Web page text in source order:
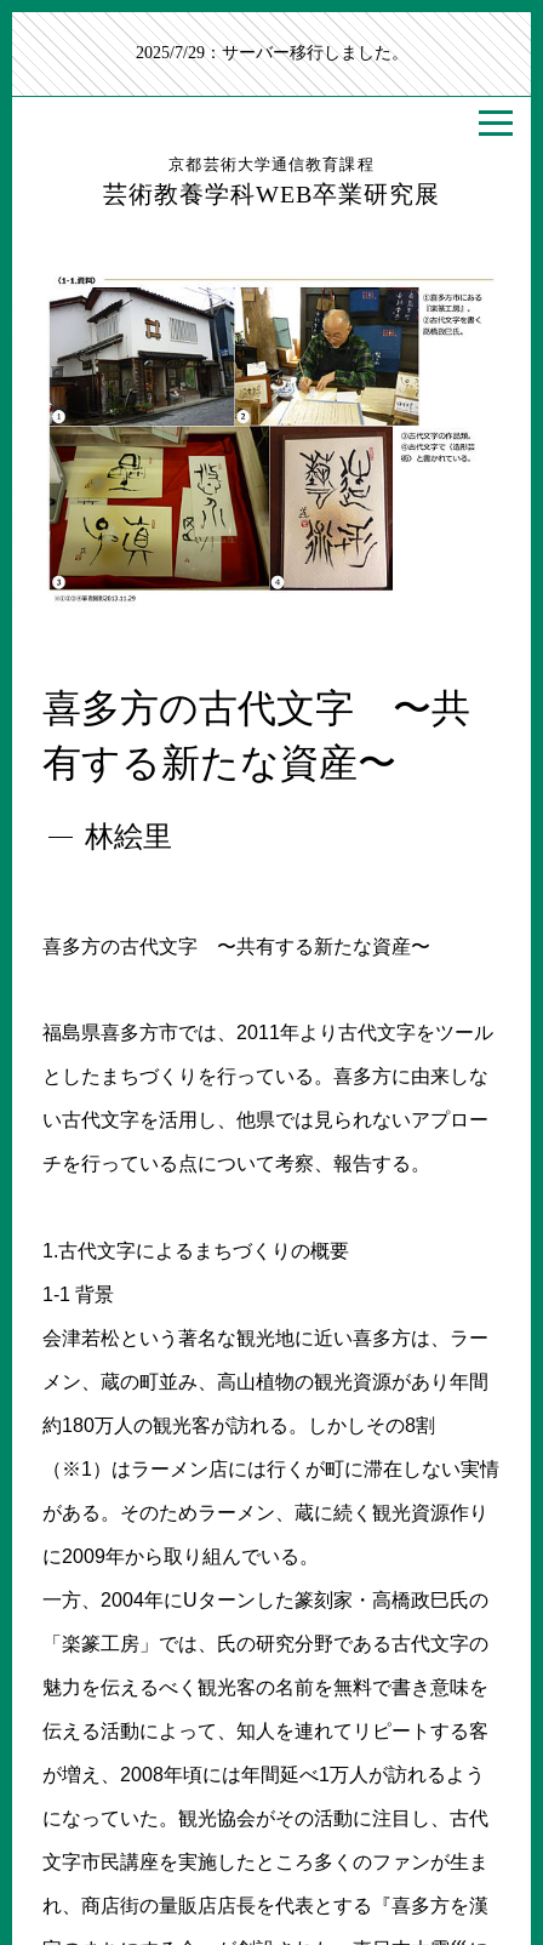
2025/7/29：サーバー移行しました。
京都芸術大学通信教育課程
芸術教養学科WEB卒業研究展
喜多方の古代文字 〜共
有する新たな資産〜
林絵里
喜多方の古代文字 〜共有する新たな資産〜
福島県喜多方市では、2011年より古代文字をツール
としたまちづくりを行っている。喜多方に由来しな
い古代文字を活用し、他県では見られないアプロー
チを行っている点について考察、報告する。
1.古代文字によるまちづくりの概要
1-1 背景
会津若松という著名な観光地に近い喜多方は、ラー
メン、蔵の町並み、高山植物の観光資源があり年間
約180万人の観光客が訪れる。しかしその8割
（※1）はラーメン店には行くが町に滞在しない実情
がある。そのためラーメン、蔵に続く観光資源作り
に2009年から取り組んでいる。
一方、2004年にUターンした篆刻家・高橋政巳氏の
「楽篆工房」では、氏の研究分野である古代文字の
魅力を伝えるべく観光客の名前を無料で書き意味を
伝える活動によって、知人を連れてリピートする客
が増え、2008年頃には年間延べ1万人が訪れるよう
になっていた。観光協会がその活動に注目し、古代
文字市民講座を実施したところ多くのファンが生ま
れ、商店街の量販店店長を代表とする『喜多方を漢